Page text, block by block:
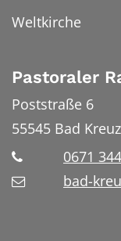
Weltkirche
Pastoraler
Poststraße 6
55545 Bad
0671
bad-